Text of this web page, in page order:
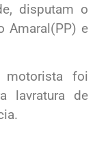
disputam o
Amaral(PP) e
foi
lavratura de